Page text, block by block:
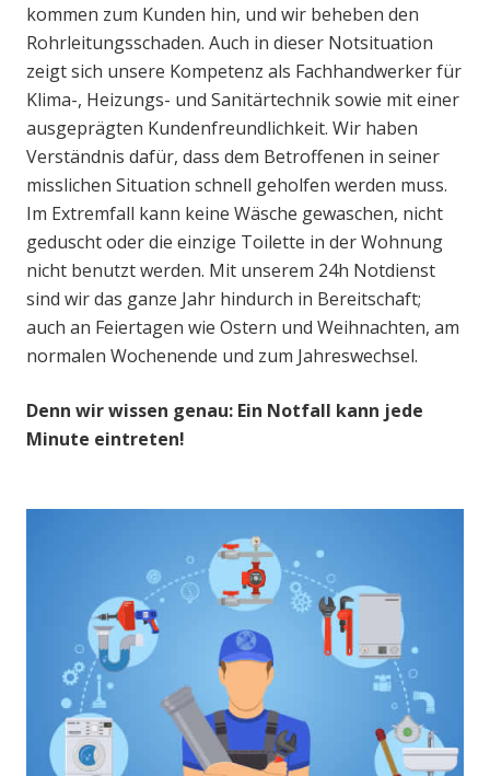
kommen zum Kunden hin, und wir beheben den
Rohrleitungsschaden. Auch in dieser Notsituation
zeigt sich unsere Kompetenz als Fachhandwerker für
Klima-, Heizungs- und Sanitärtechnik sowie mit einer
ausgeprägten Kundenfreundlichkeit. Wir haben
Verständnis dafür, dass dem Betroffenen in seiner
misslichen Situation schnell geholfen werden muss.
Im Extremfall kann keine Wäsche gewaschen, nicht
geduscht oder die einzige Toilette in der Wohnung
nicht benutzt werden. Mit unserem 24h Notdienst
sind wir das ganze Jahr hindurch in Bereitschaft;
auch an Feiertagen wie Ostern und Weihnachten, am
normalen Wochenende und zum Jahreswechsel.
Denn wir wissen genau: Ein Notfall kann jede
Minute eintreten!